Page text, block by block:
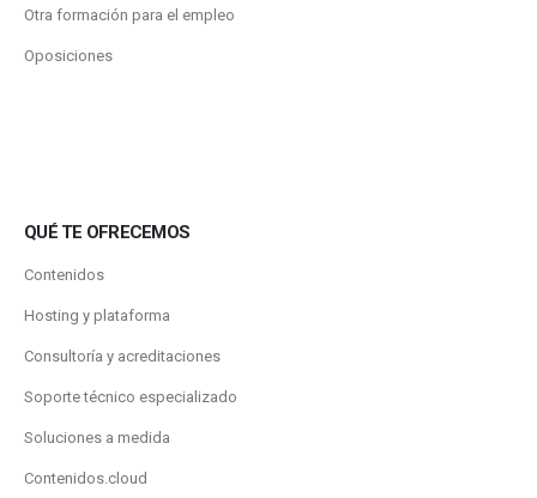
Otra formación para el empleo
Oposiciones
QUÉ TE OFRECEMOS
Contenidos
Hosting y plataforma
Consultoría y acreditaciones
Soporte técnico especializado
Soluciones a medida
Contenidos.cloud